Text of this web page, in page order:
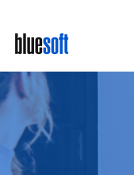
main
content